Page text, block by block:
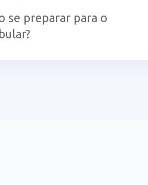
se preparar para o